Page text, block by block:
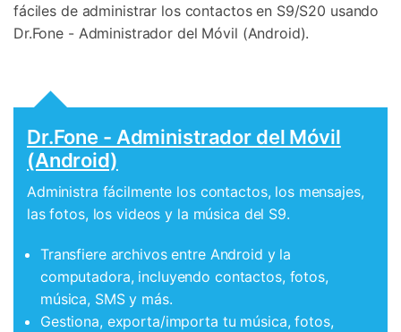
fáciles de administrar los contactos en S9/S20 usando
Dr.Fone - Administrador del Móvil (Android).
Dr.Fone - Administrador del Móvil
(Android)
Administra fácilmente los contactos, los mensajes,
las fotos, los videos y la música del S9.
Transfiere archivos entre Android y la
computadora, incluyendo contactos, fotos,
música, SMS y más.
Gestiona, exporta/importa tu música, fotos,